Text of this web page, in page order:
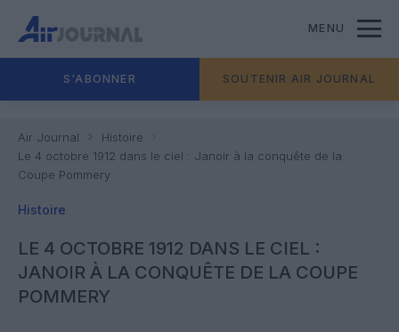
MENU
S'ABONNER SOUTENIR AIR JOURNAL
Air Journal
Histoire
Le 4 octobre 1912 dans le ciel : Janoir à la conquête de la
Coupe Pommery
Histoire
LE 4 OCTOBRE 1912 DANS LE CIEL :
JANOIR À LA CONQUÊTE DE LA COUPE
POMMERY